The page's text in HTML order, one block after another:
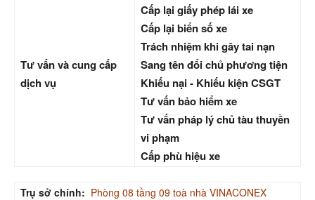
Tư vấn và cung cấp
dịch vụ
Cấp lại giấy phép lái xe
Cấp lại biển số xe
Trách nhiệm khi gây tai nạn
Sang tên đổi chủ phương tiện
Khiếu nại - Khiếu kiện CSGT
Tư vấn bảo hiểm xe
Tư vấn pháp lý chủ tàu thuyền
vi phạm
Cấp phù hiệu xe
Trụ sở chính: Phòng 08 tầng 09 toà nhà VINACONEX